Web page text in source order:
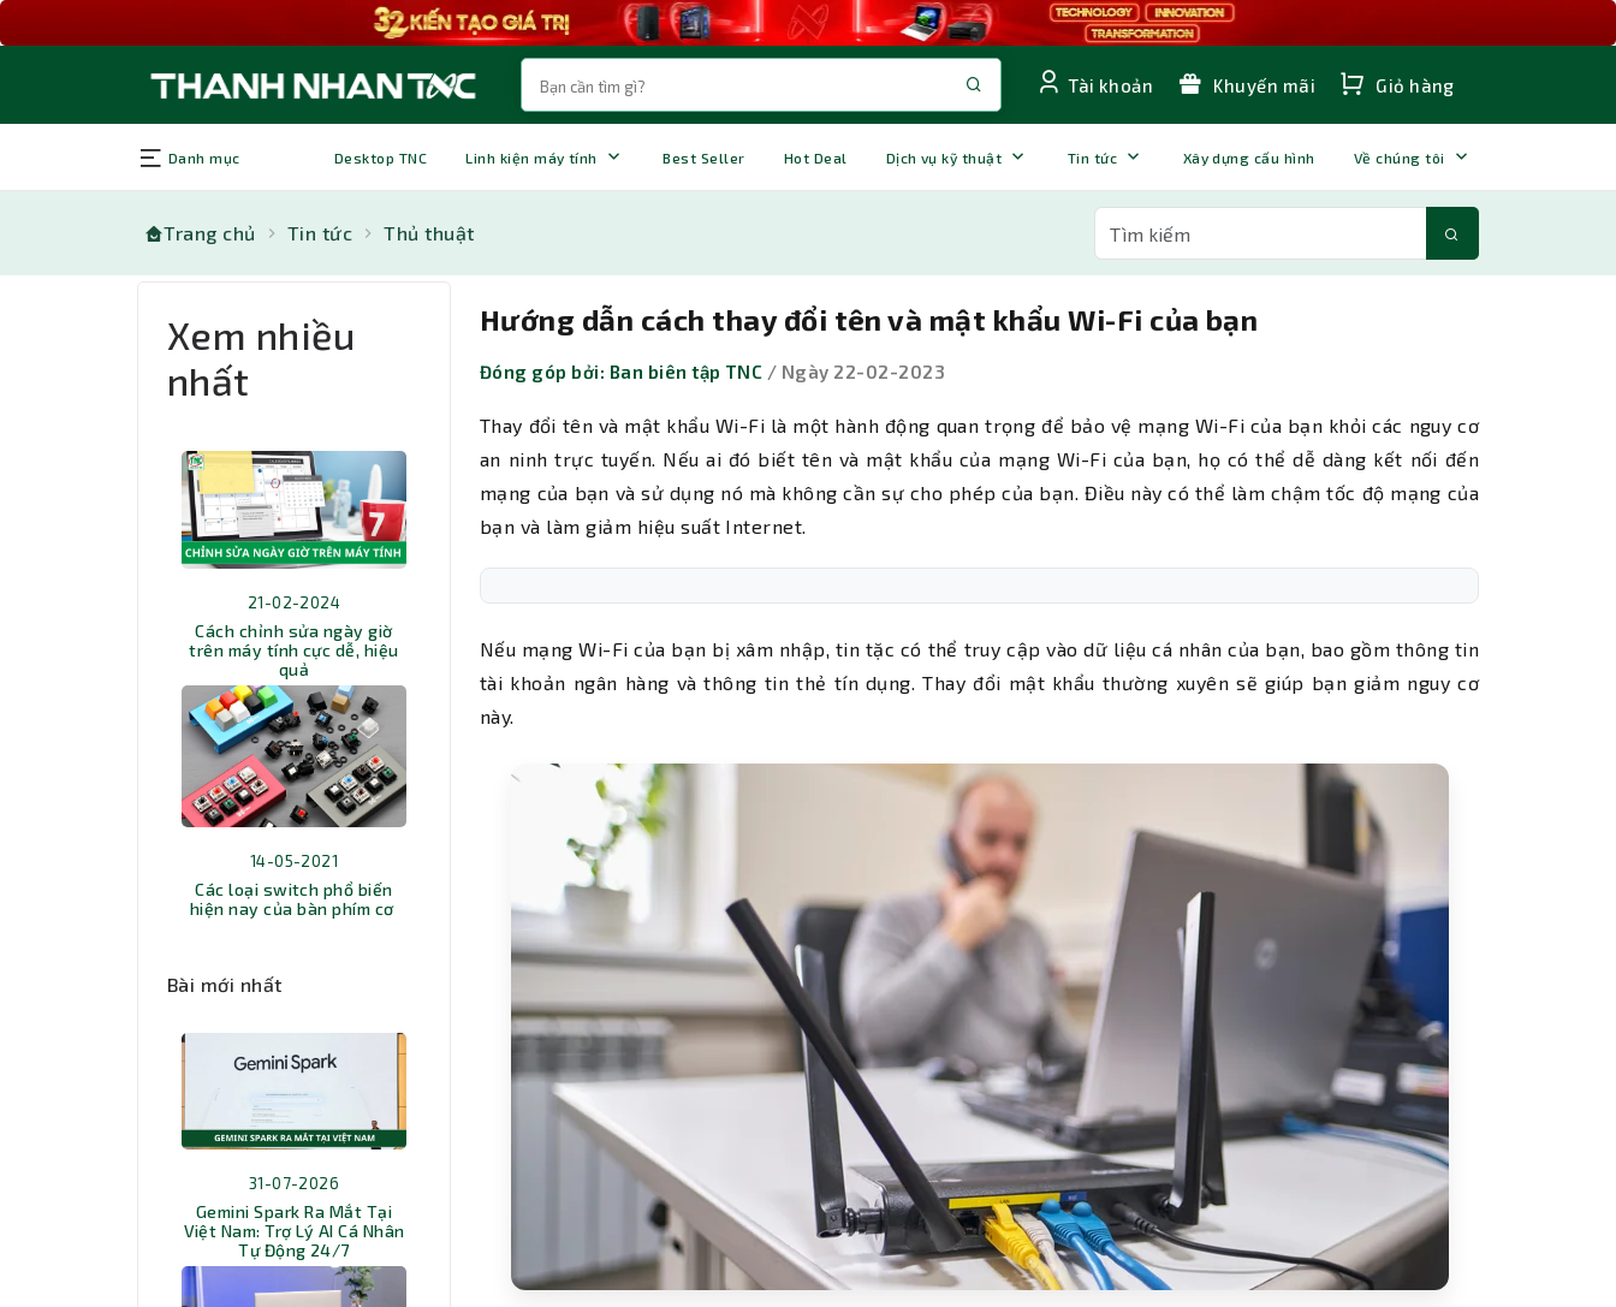
Tài khoản Khuyến mãi Giỏ hàng
Danh mục Desktop TNC Linh kiện máy tính Best Seller Hot Deal Dịch vụ kỹ thuật Tin tức Xây dựng cấu hình Về chúng tôi
Trang chủ Tin tức Thủ thuật
Xem nhiều
nhất
21-02-2024
Cách chỉnh sửa ngày giờ
trên máy tính cực dễ, hiệu
quả
14-05-2021
Các loại switch phổ biến
hiện nay của bàn phím cơ
Bài mới nhất
31-07-2026
Gemini Spark Ra Mắt Tại
Việt Nam: Trợ Lý AI Cá Nhân
Tự Động 24/7
Hướng dẫn cách thay đổi tên và mật khẩu Wi-Fi của bạn
Đóng góp bởi: Ban biên tập TNC / Ngày 22-02-2023
Thay đổi tên và mật khẩu Wi-Fi là một hành động quan trọng để bảo vệ mạng Wi-Fi của bạn khỏi các nguy cơ
an ninh trực tuyến. Nếu ai đó biết tên và mật khẩu của mạng Wi-Fi của bạn, họ có thể dễ dàng kết nối đến
mạng của bạn và sử dụng nó mà không cần sự cho phép của bạn. Điều này có thể làm chậm tốc độ mạng của
bạn và làm giảm hiệu suất Internet.
Nếu mạng Wi-Fi của bạn bị xâm nhập, tin tặc có thể truy cập vào dữ liệu cá nhân của bạn, bao gồm thông tin
tài khoản ngân hàng và thông tin thẻ tín dụng. Thay đổi mật khẩu thường xuyên sẽ giúp bạn giảm nguy cơ
này.